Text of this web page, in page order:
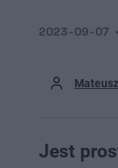
2023-09-07
Jest